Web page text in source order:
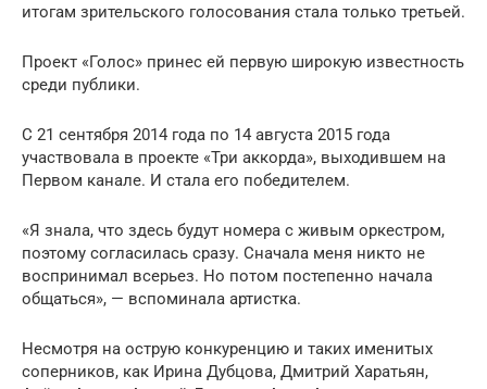
итогам зрительского голосования стала только третьей.
Проект «Голос» принес ей первую широкую известность
среди публики.
С 21 сентября 2014 года по 14 августа 2015 года
участвовала в проекте «Три аккорда», выходившем на
Первом канале. И стала его победителем.
«Я знала, что здесь будут номера с живым оркестром,
поэтому согласилась сразу. Сначала меня никто не
воспринимал всерьез. Но потом постепенно начала
общаться», — вспоминала артистка.
Несмотря на острую конкуренцию и таких именитых
соперников, как Ирина Дубцова, Дмитрий Харатьян,